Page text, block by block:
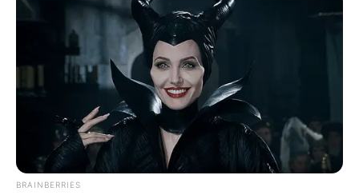
premier ordre. Derrière ce trio de bases crédibles
pour le pronostic Quinté+,14 IVOIRE DAIRPET
INSERT BOY
,11 ILIO MANNETOT
9 JIBI DU
FRUITIERet 8 HELIOS DJEMAdétiennent des
arguments suffisants pour compléter la bonne
combinaison, tandis que
16 HEAD OF STATE ,17
ISIS D’HERFRAIE
et
10 IVOIRE PRESTANCE
représentent des possibilités plus spéculatives
capables d’animer les rapports.
BRAINBERRIES